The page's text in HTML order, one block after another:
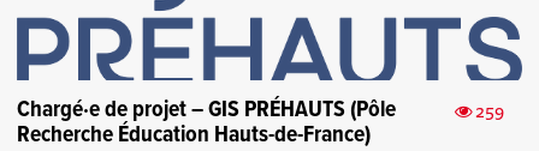
259
Chargé·e de projet – GIS PRÉHAUTS (Pôle
Recherche Éducation Hauts-de-France)